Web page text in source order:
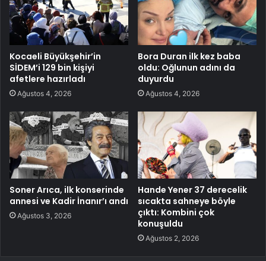
Kocaeli Büyükşehir’in
SİDEM’i 129 bin kişiyi
afetlere hazırladı
Ağustos 4, 2026
Bora Duran ilk kez baba
oldu: Oğlunun adını da
duyurdu
Ağustos 4, 2026
Soner Arıca, ilk konserinde
annesi ve Kadir İnanır’ı andı
Ağustos 3, 2026
Hande Yener 37 derecelik
sıcakta sahneye böyle
çıktı: Kombini çok
konuşuldu
Ağustos 2, 2026